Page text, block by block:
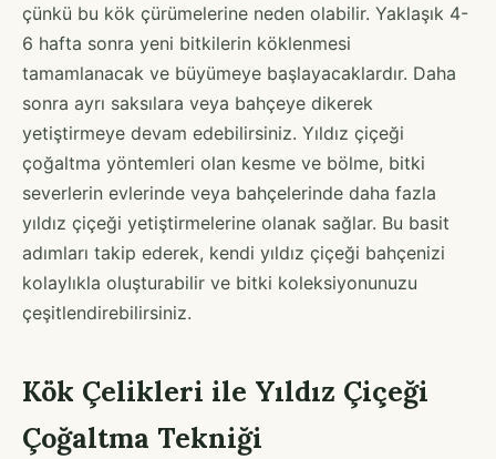
çünkü bu kök çürümelerine neden olabilir. Yaklaşık 4-
6 hafta sonra yeni bitkilerin köklenmesi
tamamlanacak ve büyümeye başlayacaklardır. Daha
sonra ayrı saksılara veya bahçeye dikerek
yetiştirmeye devam edebilirsiniz. Yıldız çiçeği
çoğaltma yöntemleri olan kesme ve bölme, bitki
severlerin evlerinde veya bahçelerinde daha fazla
yıldız çiçeği yetiştirmelerine olanak sağlar. Bu basit
adımları takip ederek, kendi yıldız çiçeği bahçenizi
kolaylıkla oluşturabilir ve bitki koleksiyonunuzu
çeşitlendirebilirsiniz.
Kök Çelikleri ile Yıldız Çiçeği
Çoğaltma Tekniği